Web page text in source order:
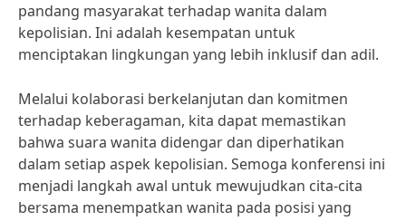
pandang masyarakat terhadap wanita dalam
kepolisian. Ini adalah kesempatan untuk
menciptakan lingkungan yang lebih inklusif dan adil.
Melalui kolaborasi berkelanjutan dan komitmen
terhadap keberagaman, kita dapat memastikan
bahwa suara wanita didengar dan diperhatikan
dalam setiap aspek kepolisian. Semoga konferensi ini
menjadi langkah awal untuk mewujudkan cita-cita
bersama menempatkan wanita pada posisi yang